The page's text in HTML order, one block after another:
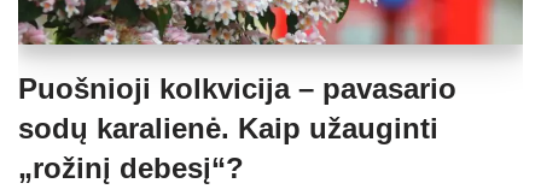
Puošnioji kolkvicija – pavasario
sodų karalienė. Kaip užauginti
„rožinį debesį“?